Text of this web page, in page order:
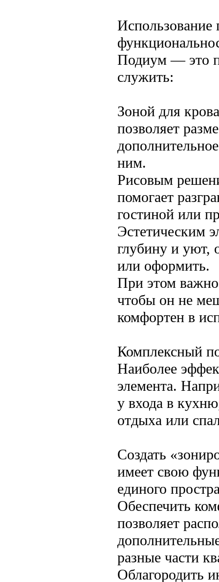
Подиум — это
служить:
Зоной для
позволяет
ним.
Рисовым
помогает
гостиной или
Эстетическим
глубину и уют,
или оформить.
При этом важно
чтобы он не
комфортен в
Комплексный
Наиболее
элемента.
у входа в
отдыха или
Создать
имеет свою
единого
Обеспечить
позволяет
разные части
Облагородить